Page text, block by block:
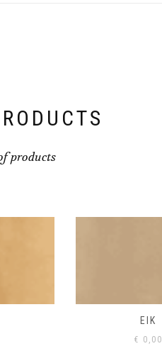
products
BEUK
€ 0,00